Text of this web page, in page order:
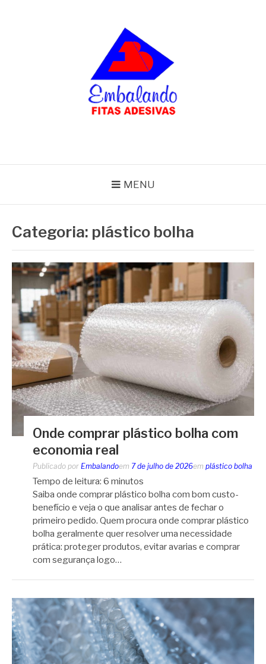
MENU
Categoria: plástico bolha
Onde comprar plástico bolha com
economia real
Publicado por Embalandoem 7 de julho de 2026em plástico bolha
Tempo de leitura: 6 minutos
Saiba onde comprar plástico bolha com bom custo-
benefício e veja o que analisar antes de fechar o
primeiro pedido. Quem procura onde comprar plástico
bolha geralmente quer resolver uma necessidade
prática: proteger produtos, evitar avarias e comprar
com segurança logo…